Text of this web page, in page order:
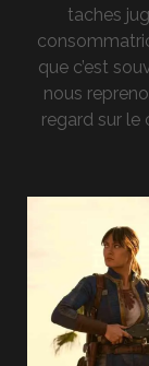
taches
que c’est
nous
regard sur le